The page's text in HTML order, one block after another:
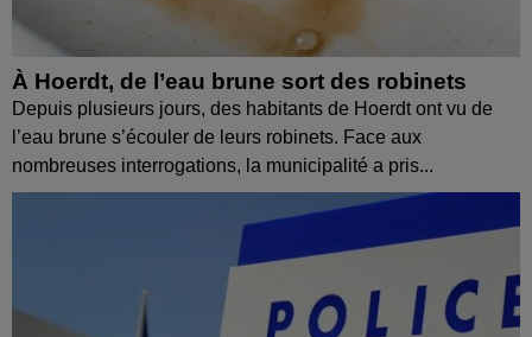
À Hoerdt, de l’eau brune sort des robinets
Depuis plusieurs jours, des habitants de Hoerdt ont vu de
l’eau brune s’écouler de leurs robinets. Face aux
nombreuses interrogations, la municipalité a pris...